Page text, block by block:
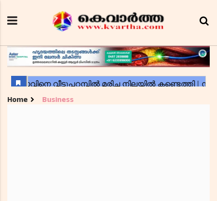
Home Business